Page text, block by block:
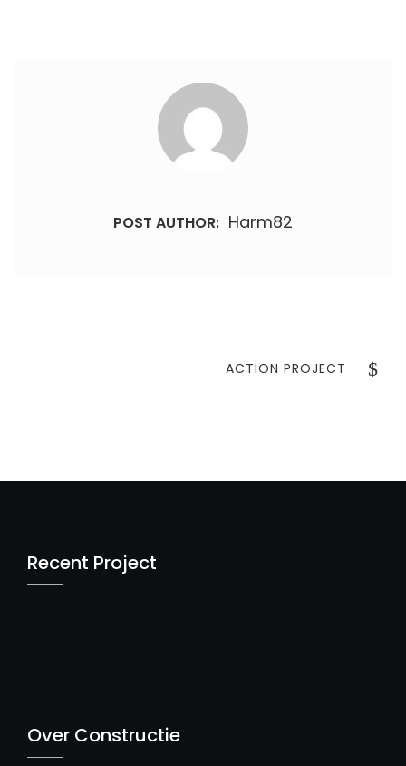
POST AUTHOR: Harm82
NEXT
ACTION PROJECT
Recent Project
Over Constructie